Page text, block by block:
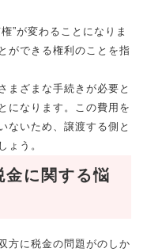
”が変わることになりま
ができる権利のことを指
まざまな手続きが必要と
になります。この費用を
ないため、譲渡する側と
ょう。
金に関する悩
方に税金の問題がのしか